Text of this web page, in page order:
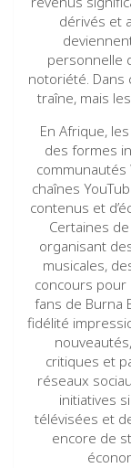
dérivés et
personnelle
notoriété. Dans
traîne, mais
En Afrique,
des formes
communautés
chaînes
contenus et
Certaines
organisant
musicales,
concours pour
fans de Burna
fidélité
critiques et
réseaux
initiatives
télévisées et
encore de